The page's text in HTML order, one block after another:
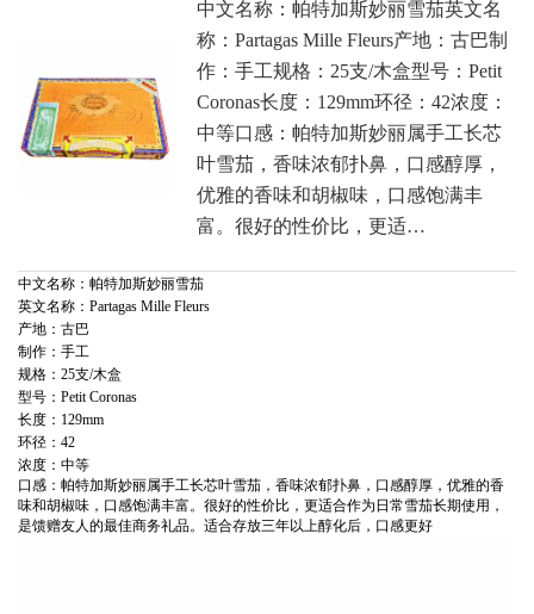
中文名称：帕特加斯妙丽雪茄英文名
称：Partagas Mille Fleurs产地：古巴制
作：手工规格：25支/木盒型号：Petit
Coronas长度：129mm环径：42浓度：
中等口感：帕特加斯妙丽属手工长芯
叶雪茄，香味浓郁扑鼻，口感醇厚，
优雅的香味和胡椒味，口感饱满丰
富。很好的性价比，更适…
中文名称：帕特加斯妙丽雪茄
英文名称：Partagas Mille Fleurs
产地：古巴
制作：手工
规格：25支/木盒
型号：Petit Coronas
长度：129mm
环径：42
浓度：中等
口感：帕特加斯妙丽属手工长芯叶雪茄，香味浓郁扑鼻，口感醇厚，优雅的香
味和胡椒味，口感饱满丰富。很好的性价比，更适合作为日常雪茄长期使用，
是馈赠友人的最佳商务礼品。适合存放三年以上醇化后，口感更好